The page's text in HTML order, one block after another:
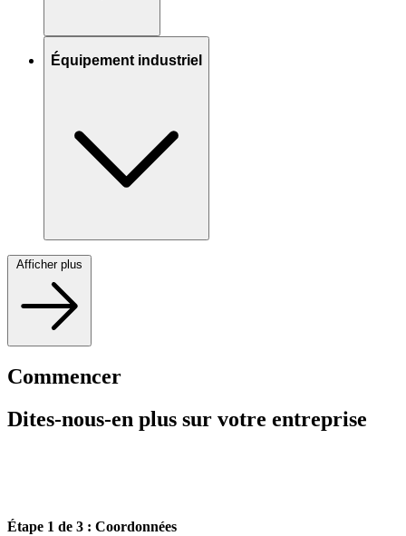
Équipement industriel
Afficher plus
Commencer
Dites-nous-en plus sur votre entreprise
Étape 1 de 3 : Coordonnées